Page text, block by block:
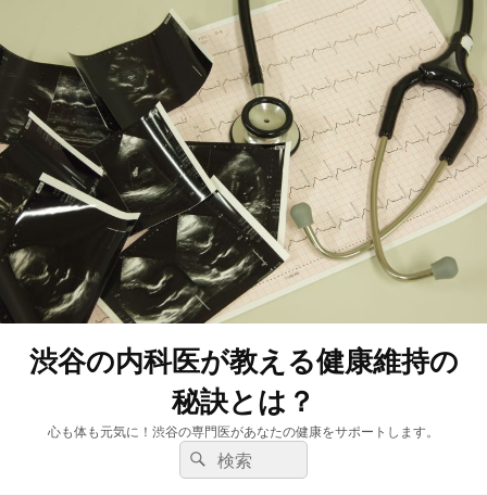
渋谷の内科医が教える健康維持の
秘訣とは？
心も体も元気に！渋谷の専門医があなたの健康をサポートします。
検
索:
検
索